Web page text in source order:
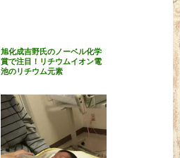
旭化成吉野氏のノーベル化学
賞で注目！リチウムイオン電
池のリチウム元素